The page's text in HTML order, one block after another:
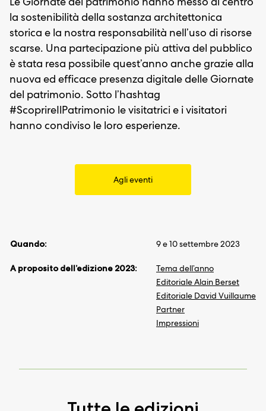
la sostenibilità della sostanza architettonica
storica e la nostra responsabilità nell’uso di risorse
scarse. Una partecipazione più attiva del pubblico
è stata resa possibile quest’anno anche grazie alla
nuova ed efficace presenza digitale delle Giornate
del patrimonio. Sotto l’hashtag
#ScoprireIlPatrimonio le visitatrici e i visitatori
hanno condiviso le loro esperienze.
Agli eventi
Quando: 9 e 10 settembre 2023
A proposito dell’edizione 2023:
Tema dell’anno
Editoriale Alain Berset
Editoriale David Vuillaume
Partner
Impressioni